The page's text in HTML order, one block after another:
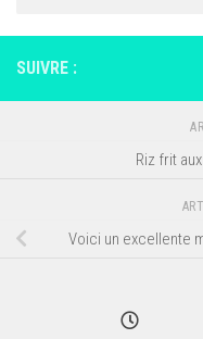
SUIVRE :
Riz frit
Voici un excellente